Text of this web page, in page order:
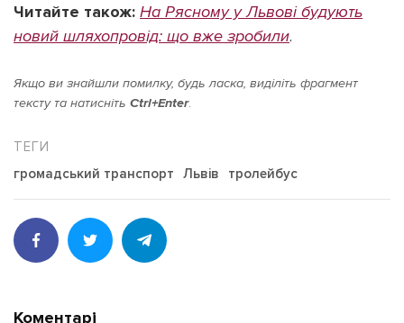
Читайте також: На Рясному у Львові будують
новий шляхопровід: що вже зробили.
Якщо ви знайшли помилку, будь ласка, виділіть фрагмент
тексту та натисніть Ctrl+Enter.
громадський транспорт Львів тролейбус
Коментарі